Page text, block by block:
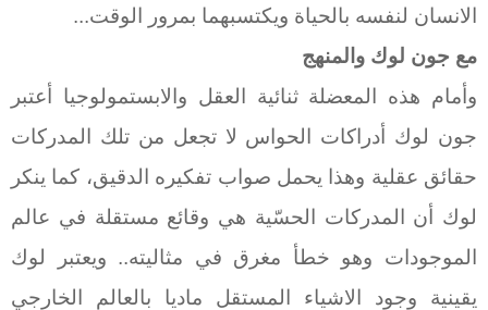
الانسان لنفسه بالحياة ويكتسبهما بمرور الوقت...
مع جون لوك والمنهج
وأمام هذه المعضلة ثنائية العقل والابستمولوجيا أعتبر
جون لوك أدراكات الحواس لا تجعل من تلك المدركات
حقائق عقلية وهذا يحمل صواب تفكيره الدقيق، كما ينكر
لوك أن المدركات الحسّية هي وقائع مستقلة في عالم
الموجودات وهو خطأ مغرق في مثاليته.. ويعتبر لوك
يقينية وجود الاشياء المستقل ماديا بالعالم الخارجي